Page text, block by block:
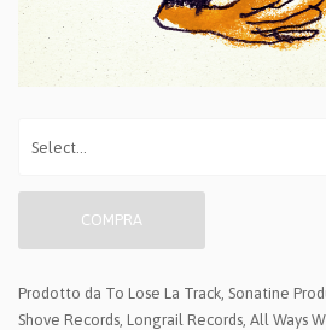
COMPRA
Prodotto da To Lose La Track, Sonatine
Shove Records, Longrail Records, All Ways